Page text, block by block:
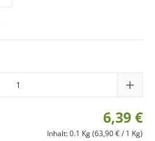
6,39 €
Inhalt:0.1 Kg(63,90 € / 1 Kg)